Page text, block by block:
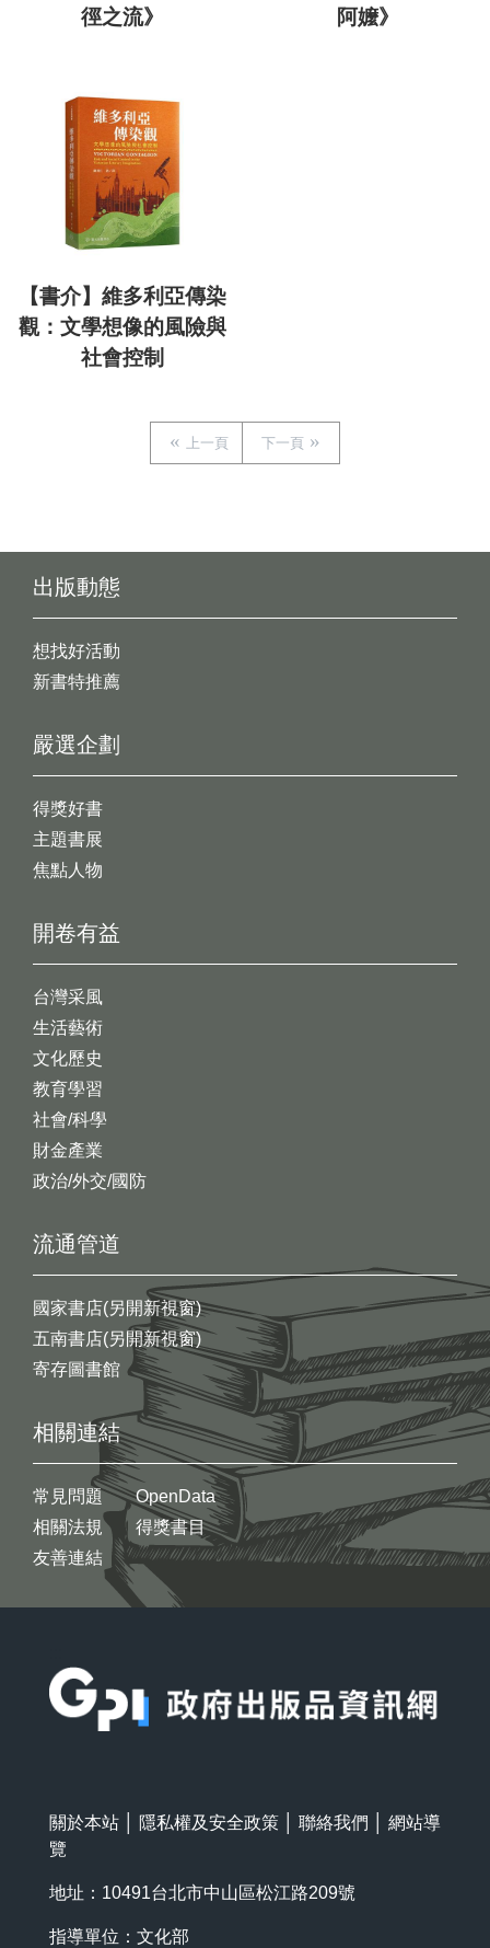
徑之流》
阿嬤》
【書介】維多利亞傳染
觀：文學想像的風險與
社會控制
上一頁 下一頁
出版動態
想找好活動
新書特推薦
開卷有益
台灣采風
生活藝術
文化歷史
教育學習
社會/科學
財金產業
政治/外交/國防
嚴選企劃
得獎好書
主題書展
焦點人物
流通管道
國家書店(另開新視窗)
五南書店(另開新視窗)
寄存圖書館
相關連結
常見問題
相關法規
友善連結
OpenData
得獎書目
關於本站 隱私權及安全政策 聯絡我們
網站導
覽
地址：10491台北市中山區松江路209號
指導單位：文化部